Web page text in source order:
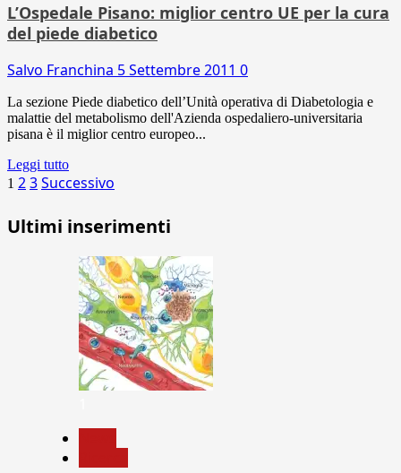
L’Ospedale Pisano: miglior centro UE per la cura
del piede diabetico
Salvo Franchina 5 Settembre 2011 0
La sezione Piede diabetico dell’Unità operativa di Diabetologia e
malattie del metabolismo dell'Azienda ospedaliero-universitaria
pisana è il miglior centro europeo...
Leggi tutto
Paginazione
degli
articoli
1 23Successivo
Ultimi inserimenti